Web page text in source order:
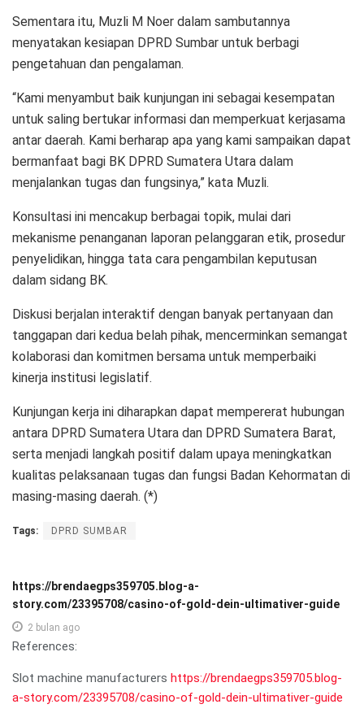
Sementara itu, Muzli M Noer dalam sambutannya
menyatakan kesiapan DPRD Sumbar untuk berbagi
pengetahuan dan pengalaman.
“Kami menyambut baik kunjungan ini sebagai kesempatan
untuk saling bertukar informasi dan memperkuat kerjasama
antar daerah. Kami berharap apa yang kami sampaikan dapat
bermanfaat bagi BK DPRD Sumatera Utara dalam
menjalankan tugas dan fungsinya,” kata Muzli.
Konsultasi ini mencakup berbagai topik, mulai dari
mekanisme penanganan laporan pelanggaran etik, prosedur
penyelidikan, hingga tata cara pengambilan keputusan
dalam sidang BK.
Diskusi berjalan interaktif dengan banyak pertanyaan dan
tanggapan dari kedua belah pihak, mencerminkan semangat
kolaborasi dan komitmen bersama untuk memperbaiki
kinerja institusi legislatif.
Kunjungan kerja ini diharapkan dapat mempererat hubungan
antara DPRD Sumatera Utara dan DPRD Sumatera Barat,
serta menjadi langkah positif dalam upaya meningkatkan
kualitas pelaksanaan tugas dan fungsi Badan Kehormatan di
masing-masing daerah. (*)
Tags: DPRD SUMBAR
https://brendaegps359705.blog-a-
story.com/23395708/casino-of-gold-dein-ultimativer-guide
2 bulan ago
References:
Slot machine manufacturers https://brendaegps359705.blog-
a-story.com/23395708/casino-of-gold-dein-ultimativer-guide